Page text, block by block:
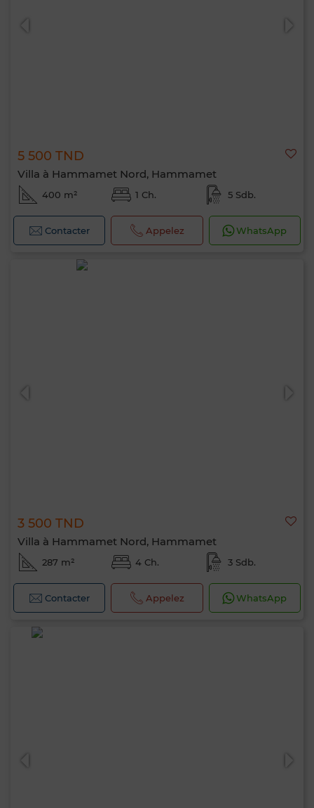
5 500 TND
Villa à Hammamet Nord, Hammamet
400 m² 1 Ch. 5 Sdb.
Contacter Appelez WhatsApp
3 500 TND
Villa à Hammamet Nord, Hammamet
287 m² 4 Ch. 3 Sdb.
Contacter Appelez WhatsApp